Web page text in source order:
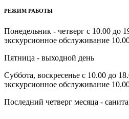
РЕЖИМ РАБОТЫ
Понедельник - четверг с 10.00 до
экскурсионное обслуживание
Пятница - выходной день
Суббота, воскресенье с 10.00 до
экскурсионное обслуживание
Последний четверг месяца -